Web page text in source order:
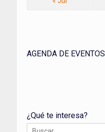
AGENDA DE EVENTOS
¿Qué te interesa?
Buscar: